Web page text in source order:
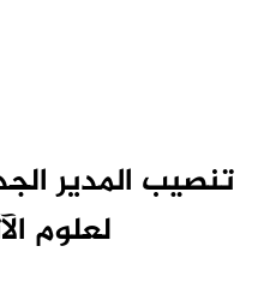
تنصيب المدير
لعلوم